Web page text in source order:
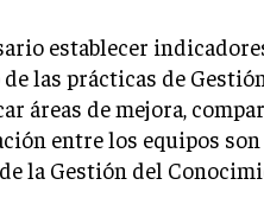
establecer
las prácticas de
áreas de mejora,
entre los equipos
la Gestión del